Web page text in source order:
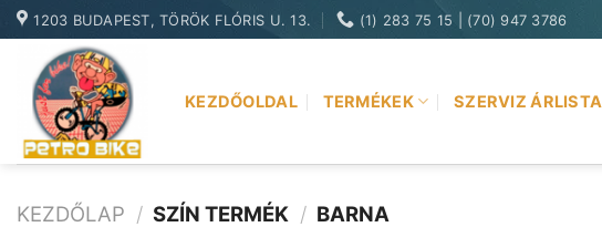
Skip
to
content
1203 BUDAPEST, TÖRÖK FLÓRIS U. 13. (1) 283 75 15 | (70) 947 3786
KEZDŐOLDAL TERMÉKEK SZERVIZ ÁRLISTA
KEZDŐLAP / SZÍN TERMÉK / BARNA